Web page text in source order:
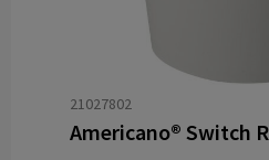
21027802